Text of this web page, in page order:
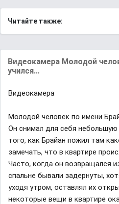
Читайте также:
Видеокамера Молодой
учился...
Видеокамера
Молодой человек по имени
Он снимал для себя небольшую
того, как Брайан пожил там
замечать, что в квартире
Часто, когда он возвращался
спальне бывали задернуты,
уходя утром, оставлял их
некоторые вещи в квартире